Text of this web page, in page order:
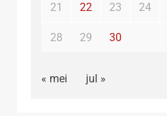
21 22 23 24
28 29 30
« mei jul »